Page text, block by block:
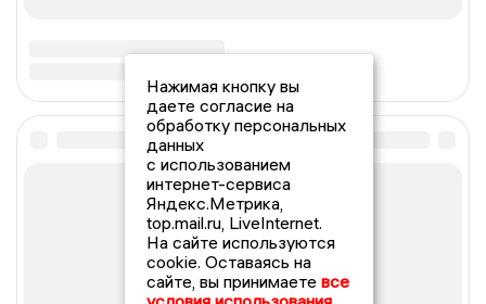
Нажимая кнопку вы
даете согласие на
обработку персональных
данных
с использованием
интернет-сервиса
Яндекс.Метрика,
top.mail.ru, LiveInternet.
На сайте используются
cookie. Оставаясь на
сайте, вы принимаете все